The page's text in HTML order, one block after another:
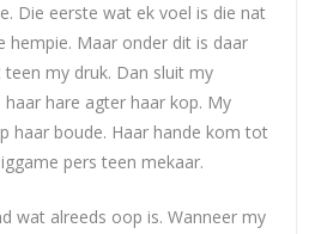
Die eerste wat ek voel is die nat
hempie. Maar onder dit is daar
my druk. Dan sluit my
haar hare agter haar kop. My
haar boude. Haar hande kom tot
pers teen mekaar.
wat alreeds oop is. Wanneer my